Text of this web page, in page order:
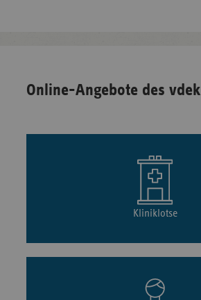
Online-Angebote des vdek
Kliniklotse